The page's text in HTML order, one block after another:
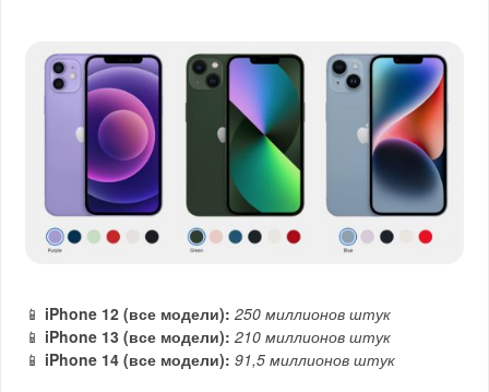
📱 iPhone 12 (все модели): 250 миллионов штук
📱 iPhone 13 (все модели): 210 миллионов штук
📱 iPhone 14 (все модели): 91,5 миллионов штук